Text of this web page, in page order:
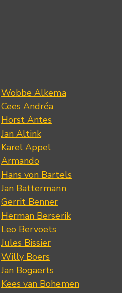
Wobbe Alkema
Cees Andréa
Horst Antes
Jan Altink
Karel Appel
Armando
Hans von Bartels
Jan Battermann
Gerrit Benner
Herman Berserik
Leo Bervoets
Jules Bissier
Willy Boers
Jan Bogaerts
Kees van Bohemen